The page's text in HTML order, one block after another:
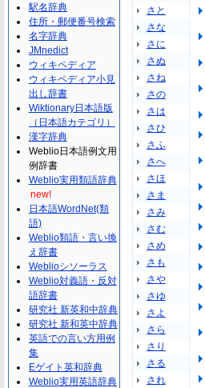
さと
さな
さに
さぬ
さね
さの
さは
さひ
さふ
さへ
さほ
さま
さみ
さむ
さめ
さも
さや
さゆ
さよ
さら
さり
さる
され
駅名辞典
住所・郵便番号検索
名字辞典
JMnedict
ウィキペディア
ウィキペディア小見
出し辞書
Wiktionary日本語版
（日本語カテゴリ）
漢字辞典
Weblio日本語例文用
例辞書
Weblio実用類語辞典
new!
日本語WordNet(類
語)
Weblio類語・言い換
え辞書
Weblioシソーラス
Weblio対義語・反対
語辞書
研究社 新英和中辞典
研究社 新和英中辞典
英語での言い方用例
集
Eゲイト英和辞典
Weblio実用英語辞典